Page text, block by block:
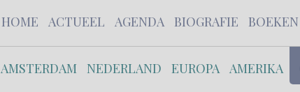
HOME ACTUEEL AGENDA BIOGRAFIE BOEKEN
AMSTERDAM NEDERLAND EUROPA AMERIKA